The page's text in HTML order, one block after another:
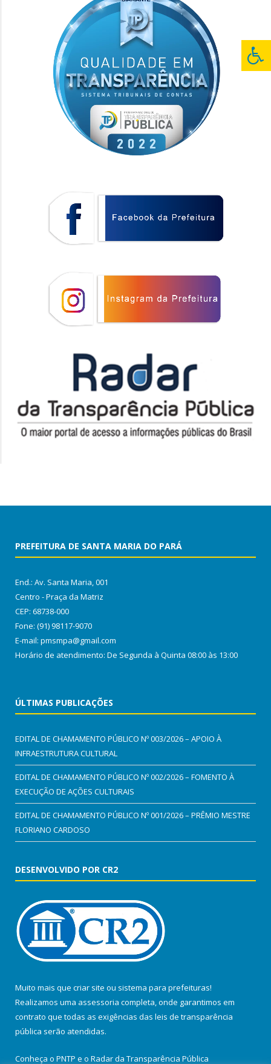
PREFEITURA DE SANTA MARIA DO PARÁ
End.: Av. Santa Maria, 001
Centro - Praça da Matriz
CEP: 68738-000
Fone: (91) 98117-9070
E-mail: pmsmpa@gmail.com
Horário de atendimento: De Segunda à Quinta 08:00 às 13:00
ÚLTIMAS PUBLICAÇÕES
EDITAL DE CHAMAMENTO PÚBLICO Nº 003/2026 – APOIO À
INFRAESTRUTURA CULTURAL
EDITAL DE CHAMAMENTO PÚBLICO Nº 002/2026 – FOMENTO À
EXECUÇÃO DE AÇÕES CULTURAIS
EDITAL DE CHAMAMENTO PÚBLICO Nº 001/2026 – PRÊMIO MESTRE
FLORIANO CARDOSO
DESENVOLVIDO POR CR2
Muito mais que criar site ou sistema para prefeituras!
Realizamos uma assessoria completa, onde garantimos em
contrato que todas as exigências das leis de transparência
pública serão atendidas.
Conheça o PNTP e o Radar da Transparência Pública